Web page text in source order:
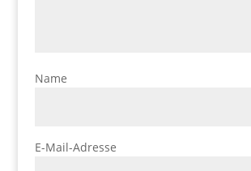
Name
E-Mail-Adresse